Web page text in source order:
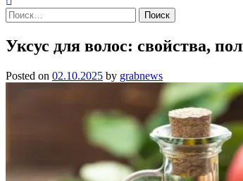
Найти:
Уксус для волос: свойства,
Posted on 02.10.2025 by grabnews